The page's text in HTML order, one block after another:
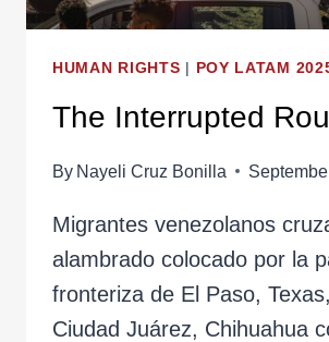
HUMAN RIGHTS | POY LATAM
The Interrupted
By Nayeli Cruz Bonilla
Migrantes venezolanos
alambrado colocado por la
fronteriza de El Paso,
Ciudad Juárez, Chihuahua